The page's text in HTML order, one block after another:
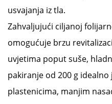
usvajanja iz tla.
Zahvaljujući ciljanoj
omogućuje brzu
uvjetima poput suše,
pakiranje od 200 g
plastenicima, manjim